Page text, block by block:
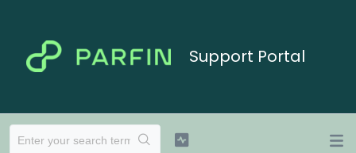
Support Portal